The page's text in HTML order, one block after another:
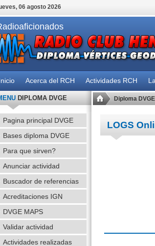
06 agosto 2026
Acerca del RCH Actividades RCH
Diploma DVGE
LOGS
DIPLOMA DVGE
Pagina principal DVGE
Bases diploma DVGE
Para que sirven?
Anunciar actividad
Buscador de referencias
Acreditaciones IGN
DVGE MAPS
Validar actividad
Actividades realizadas